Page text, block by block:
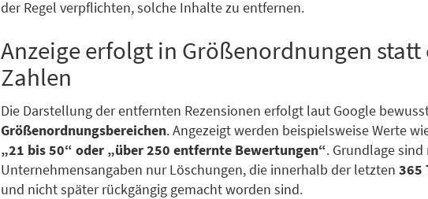
der Regel verpflichten, solche Inhalte zu entfernen.
Anzeige erfolgt in Größenordnungen statt
Zahlen
Die Darstellung der entfernten Rezensionen erfolgt laut Google
Größenordnungsbereichen. Angezeigt werden beispielsweise Werte
„21 bis 50“ oder „über 250 entfernte Bewertungen“. Grundlage sind
Unternehmensangaben nur Löschungen, die innerhalb der letzten 365
und nicht später rückgängig gemacht worden sind.